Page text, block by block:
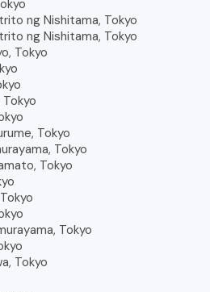
ng Nishitama, Tokyo
ng Nishitama, Tokyo
Tokyo
Tokyo
Tokyo
Tokyo
Tokyo
Tokyo